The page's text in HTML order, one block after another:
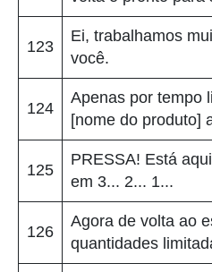
123
Ei, trabalhamos
você.
124
Apenas por tempo
[nome do produto]
125
PRESSA! Está
em 3... 2... 1...
126
Agora de volta ao
quantidades